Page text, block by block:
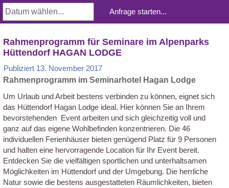
Rahmenprogramm für Seminare im Alpenparks
Hüttendorf HAGAN LODGE
Publiziert 13. November 2017
Rahmenprogramm im Seminarhotel Hagan Lodge
Um Urlaub und Arbeit bestens verbinden zu können, eignet sich
das Hüttendorf Hagan Lodge ideal. Hier können Sie an Ihrem
bevorstehenden Event arbeiten und sich gleichzeitig voll und
ganz auf das eigene Wohlbefinden konzentrieren. Die 46
individuellen Ferienhäuser bieten genügend Platz für 9 Personen
und halten eine hervorragende Location für Ihr Event bereit.
Entdecken Sie die vielfältigen sportlichen und unterhaltsamen
Möglichkeiten im Hüttendorf und der Umgebung. Die herrliche
Natur sowie die bestens ausgestatteten Räumlichkeiten, bieten